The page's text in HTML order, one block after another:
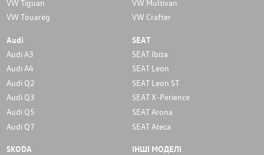
VW Tiguan
VW Touareg
VW Multivan
VW Crafter
Audi
Audi A3
Audi A4
Audi Q2
Audi Q3
Audi Q5
Audi Q7
SEAT
SEAT Ibiza
SEAT Leon
SEAT Leon ST
SEAT X-Perience
SEAT Arona
SEAT Ateca
SKODA ІНШІ МОДЕЛІ